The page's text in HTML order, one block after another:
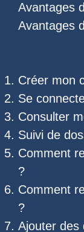
Avantages
Avantages
Créer mon
Se
Consulter
Suivi de
Comment
?
Comment
?
Ajouter des